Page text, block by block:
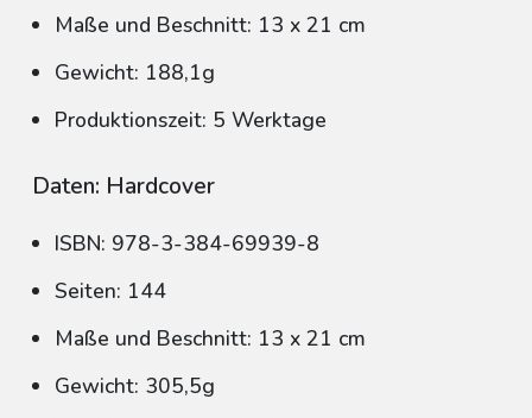
Maße und Beschnitt: 13 x 21 cm
Gewicht: 188,1g
Produktionszeit: 5 Werktage
Daten: Hardcover
ISBN: 978-3-384-69939-8
Seiten: 144
Maße und Beschnitt: 13 x 21 cm
Gewicht: 305,5g